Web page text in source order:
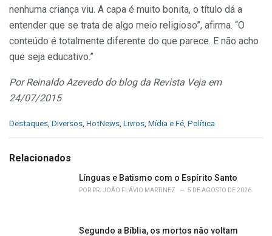
nenhuma criança viu. A capa é muito bonita, o título dá a
entender que se trata de algo meio religioso”, afirma. “O
conteúdo é totalmente diferente do que parece. E não acho
que seja educativo.”
Por Reinaldo Azevedo do blog da Revista Veja em
24/07/2015
C
e
Destaques Diversos HotNews Livros Mídia e Fé Política
Relacionados
Línguas e Batismo com o Espírito Santo
POR PR. JOÃO FLÁVIO MARTINEZ 5 DE AGOSTO DE 2026
Segundo a Bíblia, os mortos não voltam